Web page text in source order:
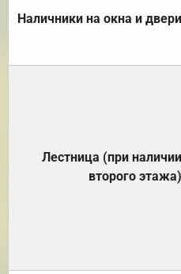
Наличники на окна и двери
Лестница (при наличии
второго этажа)